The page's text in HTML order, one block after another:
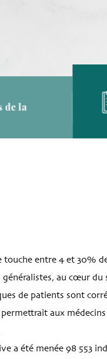
la SFMG
touche entre 4 et 30%
généralistes, au cœur du
de patients sont
aux
a été menée 98 553